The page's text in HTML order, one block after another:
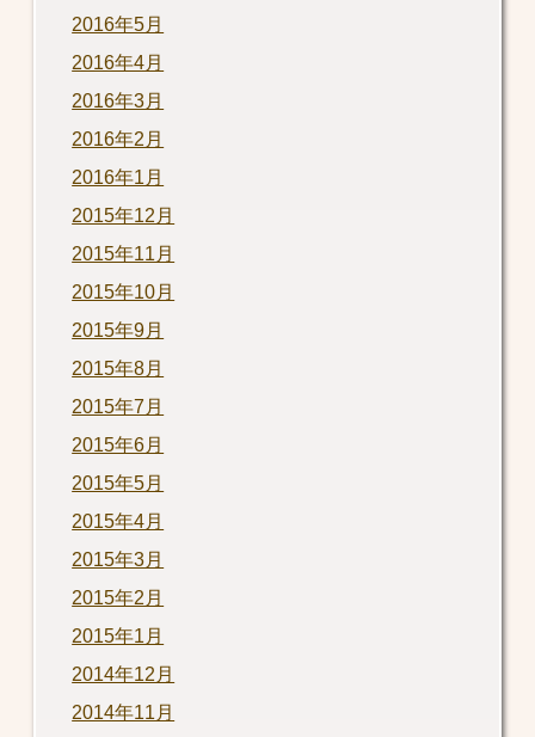
2016年5月
2016年4月
2016年3月
2016年2月
2016年1月
2015年12月
2015年11月
2015年10月
2015年9月
2015年8月
2015年7月
2015年6月
2015年5月
2015年4月
2015年3月
2015年2月
2015年1月
2014年12月
2014年11月